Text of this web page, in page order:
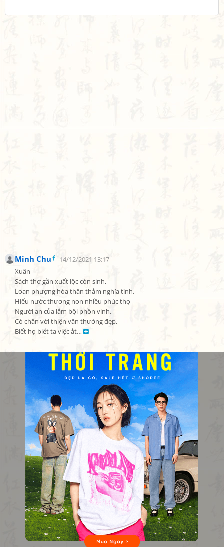
Minh Chu
14/12/2021 13:17
Xuân
Sách thơ gần xuất lộc còn sinh,
Loan phượng hòa thân thắm nghĩa tình.
Hiểu nước thương non nhiều phúc thọ
Người an của lắm bội phồn vinh.
Có chân với thiện văn thường đẹp,
Biết họ biết ta việc ắt…